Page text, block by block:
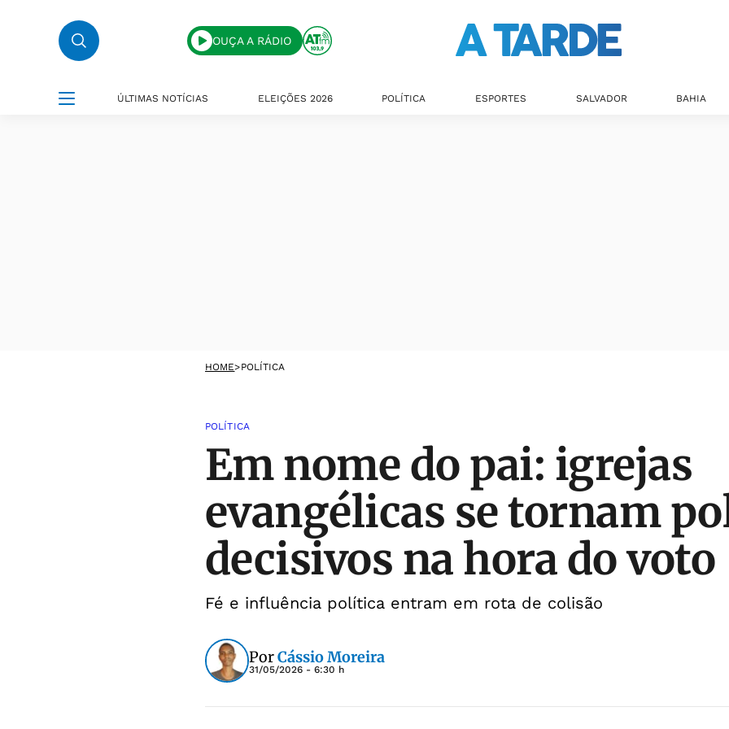
OUÇA A RÁDIO
ÚLTIMAS NOTÍCIAS ELEIÇÕES 2026 POLÍTICA ESPORTES SALVADOR BAHIA
HOME>POLÍTICA
POLÍTICA
Em nome do pai: igrejas
evangélicas se tornam
decisivos na hora do voto
Fé e influência política entram em rota de colisão
PorCássio Moreira
31/05/2026 - 6:30 h